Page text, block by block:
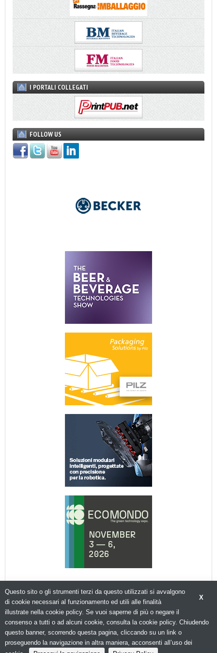
I PORTALI COLLEGATI
FOLLOW US
© Copyright 2026. Packagingspace.net - Il portale del packaging - N.ro Iscrizione ROC 35480 -
Privacy policy
X
Questo sito o gli strumenti terzi da questo utilizzati si avvalgono
di cookie necessari al funzionamento ed utili alle finalità
illustrate nella cookie policy. Se vuoi saperne di più o negare il
consenso a tutti o ad alcuni cookie, consulta la cookie policy. Chiudendo
questo banner, scorrendo questa pagina, cliccando su un link o
proseguendo la navigazione in altra maniera, acconsenti all’uso dei